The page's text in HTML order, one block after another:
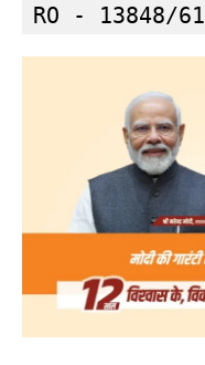
RO - 13848/61